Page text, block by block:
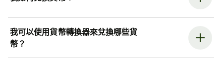
我可以使用貨幣轉換器來兌換哪些貨
幣？